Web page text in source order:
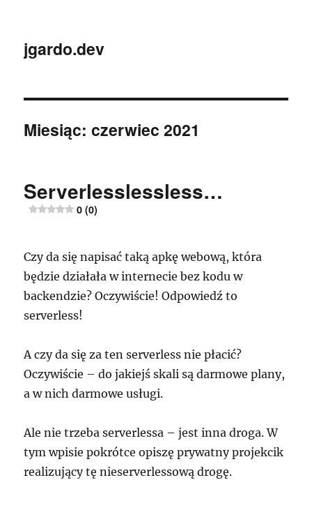
jgardo.dev
Miesiąc:czerwiec 2021
Serverlesslessless…
0 (0)
Czy da się napisać taką apkę webową, która
będzie działała w internecie bez kodu w
backendzie? Oczywiście! Odpowiedź to
serverless!
A czy da się za ten serverless nie płacić?
Oczywiście – do jakiejś skali są darmowe plany,
a w nich darmowe usługi.
Ale nie trzeba serverlessa – jest inna droga. W
tym wpisie pokrótce opiszę prywatny projekcik
realizujący tę nieserverlessową drogę.